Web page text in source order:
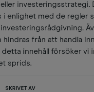
SKRIVET AV
investeringsstrategi.
i enlighet med de regler
från att handla
detta innehåll försöker vi
sprids.